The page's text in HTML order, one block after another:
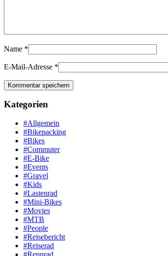
Name *
E-Mail-Adresse *
Kategorien
#Allgemein
#Bikepacking
#Bikes
#Commuter
#E-Bike
#Events
#Gravel
#Kids
#Lastenrad
#Mini-Bikes
#Movies
#MTB
#People
#Reisebericht
#Reiserad